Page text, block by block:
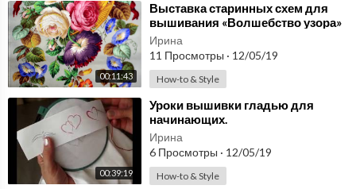
00:11:43
⁣Выставка старинных схем для
вышивания «Волшебство узора»
в музее-усадьбе «Архангельское»
Ирина
11 Просмотры · 12/05/19
How-to & Style
00:39:19
⁣Уроки вышивки гладью для
начинающих.
Ирина
6 Просмотры · 12/05/19
How-to & Style